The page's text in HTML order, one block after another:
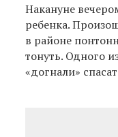
Накануне
ребенка.
в районе
тонуть. Одного
«догнали»